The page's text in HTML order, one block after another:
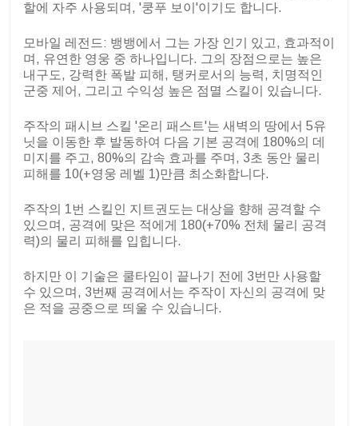
할에 자주 사용되며, '쿵푸 보이'이기도 합니다.
모바일 레전드: 뱅뱅에서 그는 가장 인기 있고, 효과적이
며, 유연한 영웅 중 하나입니다. 그의 장점으로는 높은
내구도, 강력한 폭발 피해, 탱커로서의 능력, 치명적인
군중 제어, 그리고 수익성 높은 점멸 스킬이 있습니다.
주작의 패시브 스킬 '온리 패스트'는 새벽의 땅에서 5유
닛을 이동한 후 발동하여 다음 기본 공격에 180%의 데
미지를 주고, 80%의 감속 효과를 주며, 3초 동안 물리
피해를 10(+영웅 레벨 1)만큼 최소화합니다.
주작의 1번 스킬인 지트권도는 대상을 향해 공격할 수
있으며, 공격에 맞은 적에게 180(+70% 전체 물리 공격
력)의 물리 피해를 입힙니다.
하지만 이 기술은 쿨타임이 끝나기 전에 3번만 사용할
수 있으며, 3번째 공격에서는 주작이 자신의 공격에 맞
은 적을 공중으로 띄울 수 있습니다.